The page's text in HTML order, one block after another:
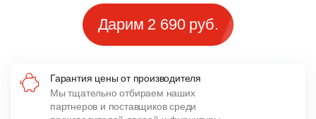
Дарим 2 690 руб.
Гарантия цены от производителя
Мы тщательно отбираем наших
партнеров и поставщиков среди